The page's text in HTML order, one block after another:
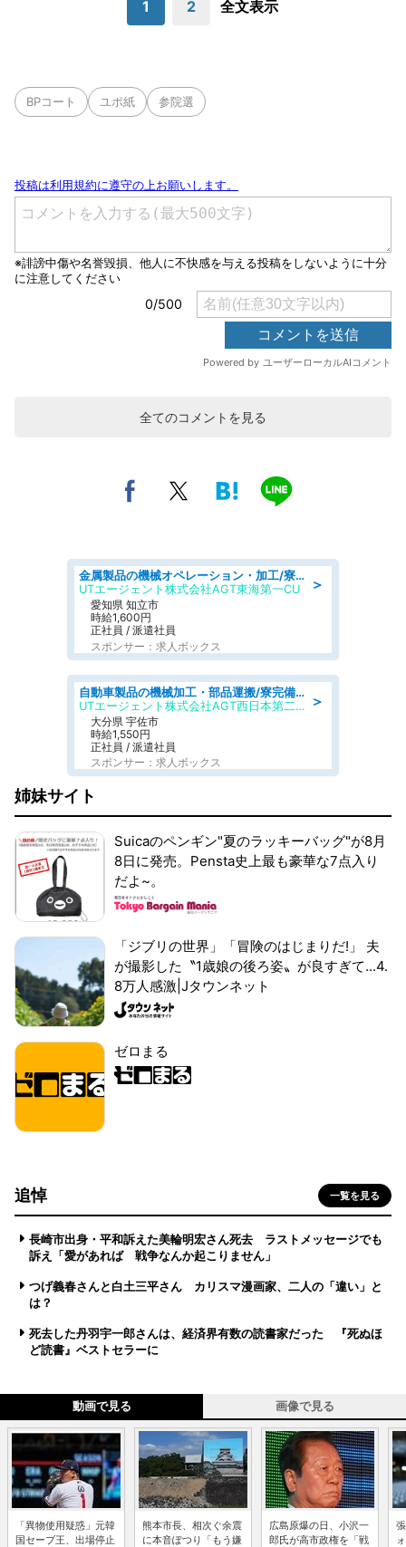
1 2 全文表示
BPコート ユポ紙 参院選
全てのコメントを見る
＞
金属製品の機械オペレーション・加工/寮完備/日払い/工場・製造
UTエージェント株式会社AGT東海第一CU
愛知県 知立市
時給1,600円
正社員 / 派遣社員
スポンサー：求人ボックス
＞
自動車製品の機械加工・部品運搬/寮完備/日払い/工場・製造
UTエージェント株式会社AGT西日本第二CU
大分県 宇佐市
時給1,550円
正社員 / 派遣社員
スポンサー：求人ボックス
姉妹サイト
Suicaのペンギン"夏のラッキーバッグ"が8月
8日に発売。Pensta史上最も豪華な7点入り
だよ~。
「ジブリの世界」「冒険のはじまりだ!」 夫
が撮影した〝1歳娘の後ろ姿〟が良すぎて...4.
8万人感激|Jタウンネット
ゼロまる
追悼 一覧を見る
長崎市出身・平和訴えた美輪明宏さん死去 ラストメッセージでも
訴え「愛があれば 戦争なんか起こりません」
つげ義春さんと白土三平さん カリスマ漫画家、二人の「違い」と
は？
死去した丹羽宇一郎さんは、経済界有数の読書家だった 『死ぬほ
ど読書』ベストセラーに
動画で見る 画像で見る
「異物使用疑惑」元韓
国セーブ王、出場停止
熊本市長、相次ぐ余震
に本音ぽつり「もう嫌
広島原爆の日、小沢一
郎氏が高市政権を「戦